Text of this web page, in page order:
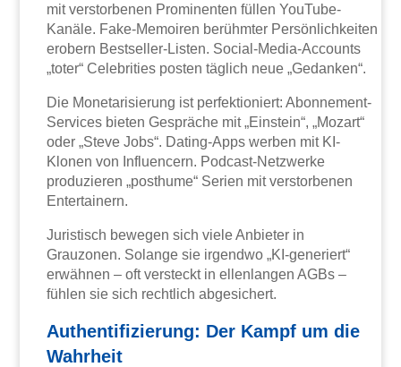
mit verstorbenen Prominenten füllen YouTube-
Kanäle. Fake-Memoiren berühmter Persönlichkeiten
erobern Bestseller-Listen. Social-Media-Accounts
„toter“ Celebrities posten täglich neue „Gedanken“.
Die Monetarisierung ist perfektioniert: Abonnement-
Services bieten Gespräche mit „Einstein“, „Mozart“
oder „Steve Jobs“. Dating-Apps werben mit KI-
Klonen von Influencern. Podcast-Netzwerke
produzieren „posthume“ Serien mit verstorbenen
Entertainern.
Juristisch bewegen sich viele Anbieter in
Grauzonen. Solange sie irgendwo „KI-generiert“
erwähnen – oft versteckt in ellenlangen AGBs –
fühlen sie sich rechtlich abgesichert.
Authentifizierung: Der Kampf um die
Wahrheit